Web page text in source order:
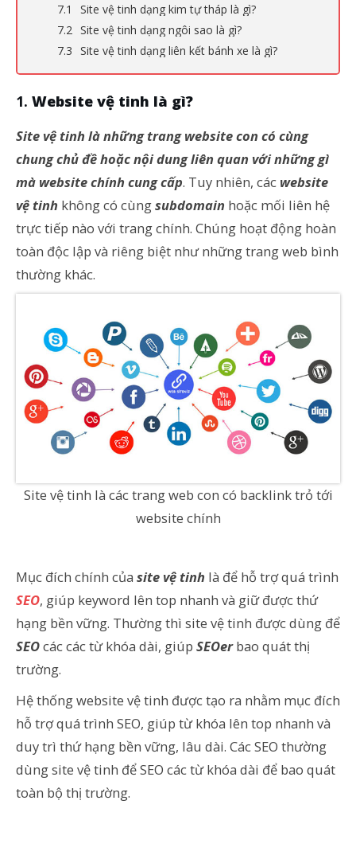
Site vệ tinh dạng kim tự tháp là gì?
Site vệ tinh dạng ngôi sao là gì?
Site vệ tinh dạng liên kết bánh xe là gì?
Website vệ tinh là gì?
Site vệ tinh là những trang website con có cùng
chung chủ đề hoặc nội dung liên quan với những gì
mà website chính cung cấp. Tuy nhiên, các website
vệ tinh không có cùngsubdomain hoặc mối liên hệ
trực tiếp nào với trang chính. Chúng hoạt động hoàn
toàn độc lập và riêng biệt như những trang web bình
thường khác.
Site vệ tinh là các trang web con có backlink trỏ tới
website chính
Mục đích chính của site vệ tinh là để hỗ trợ quá trình
SEO, giúp keyword lên top nhanh và giữ được thứ
hạng bền vững. Thường thì site vệ tinh được dùng để
SEOcác các từ khóa dài, giúp SEOerbao quát thị
trường.
Hệ thống website vệ tinh được tạo ra nhằm mục đích
hỗ trợ quá trình SEO, giúp từ khóa lên top nhanh và
duy trì thứ hạng bền vững, lâu dài. Các SEO thường
dùng site vệ tinh để SEO các từ khóa dài để bao quát
toàn bộ thị trường.